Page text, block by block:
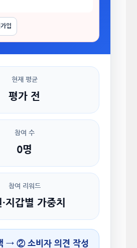
입
현재 평균
평가 전
참여 수
0명
참여 리워드
지갑별 가중치
→ ② 소비자 의견 작성